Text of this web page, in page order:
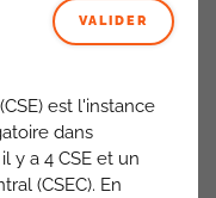
VALIDER
est l'instance
dans
y a 4 CSE et un
(CSEC). En